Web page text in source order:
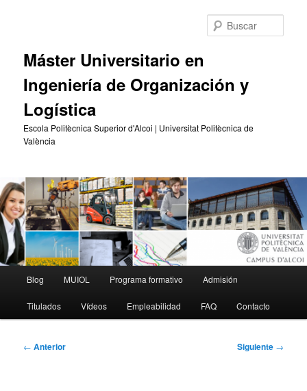
Máster Universitario en
Ingeniería de Organización y
Logística
Escola Politècnica Superior d'Alcoi | Universitat Politècnica de
València
principal
Blog MUIOL Programa formativo Admisión
Titulados Vídeos Empleabilidad FAQ Contacto
Navegación
← Anterior Siguiente →